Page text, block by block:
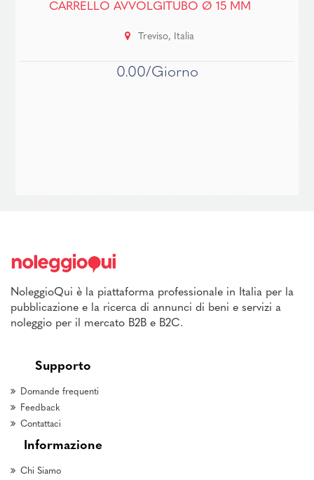
CARRELLO AVVOLGITUBO Ø 15 MM
Treviso, Italia
0.00/Giorno
NoleggioQui è la piattaforma professionale in Italia per la
pubblicazione e la ricerca di annunci di beni e servizi a
noleggio per il mercato B2B e B2C.
Supporto
Domande frequenti
Feedback
Contattaci
Informazione
Chi Siamo